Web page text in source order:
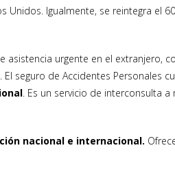
Unidos. Igualmente, se reintegra el
asistencia urgente en el extranjero,
. El seguro de Accidentes Personales
. Es un servicio de interconsulta
nacional e internacional.